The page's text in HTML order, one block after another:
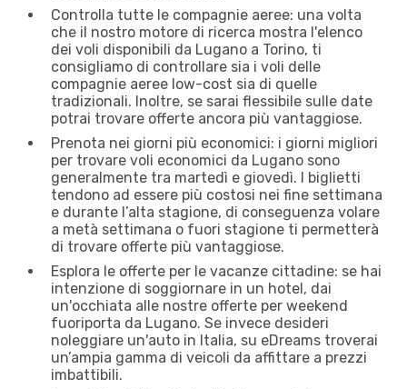
Controlla tutte le compagnie aeree: una volta
che il nostro motore di ricerca mostra l'elenco
dei voli disponibili da Lugano a Torino, ti
consigliamo di controllare sia i voli delle
compagnie aeree low-cost sia di quelle
tradizionali. Inoltre, se sarai flessibile sulle date
potrai trovare offerte ancora più vantaggiose.
Prenota nei giorni più economici: i giorni migliori
per trovare voli economici da Lugano sono
generalmente tra martedì e giovedì. I biglietti
tendono ad essere più costosi nei fine settimana
e durante l’alta stagione, di conseguenza volare
a metà settimana o fuori stagione ti permetterà
di trovare offerte più vantaggiose.
Esplora le offerte per le vacanze cittadine: se hai
intenzione di soggiornare in un hotel, dai
un'occhiata alle nostre offerte per weekend
fuoriporta da Lugano. Se invece desideri
noleggiare un'auto in Italia, su eDreams troverai
un’ampia gamma di veicoli da affittare a prezzi
imbattibili.